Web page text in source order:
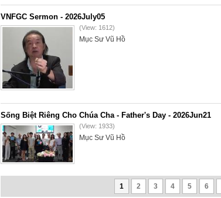
VNFGC Sermon - 2026July05
(View: 1612)
Mục Sư Vũ Hồ
Sống Biệt Riêng Cho Chúa Cha - Father's Day - 2026Jun21
(View: 1933)
Mục Sư Vũ Hồ
1 2 3 4 5 6